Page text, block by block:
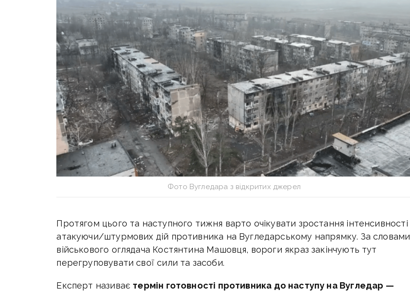
Фото Вугледара з відкритих джерел
Протягом цього та наступного тижня варто очікувати зростання інтенсивності
атакуючи/штурмових дій противника на Вугледарському напрямку. За словами
військового оглядача Костянтина Машовця, вороги якраз закінчують тут
перегруповувати свої сили та засоби.
Експерт називає термін готовності противника до наступу на Вугледар —